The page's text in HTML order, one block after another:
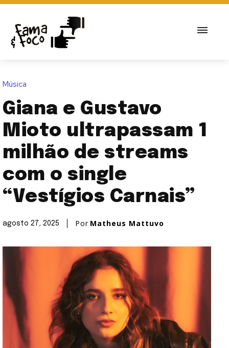
Música
Giana e Gustavo
Mioto ultrapassam 1
milhão de streams
com o single
“Vestígios Carnais”
agosto 27, 2025 Por Matheus Mattuvo